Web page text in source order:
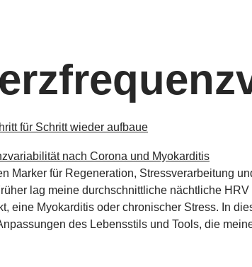
für Schritt wieder aufbaue
Marker für Regeneration, Stressverarbeitung
lag meine durchschnittliche nächtliche
eine Myokarditis oder chronischer Stress. In
des Lebensstils und Tools, die